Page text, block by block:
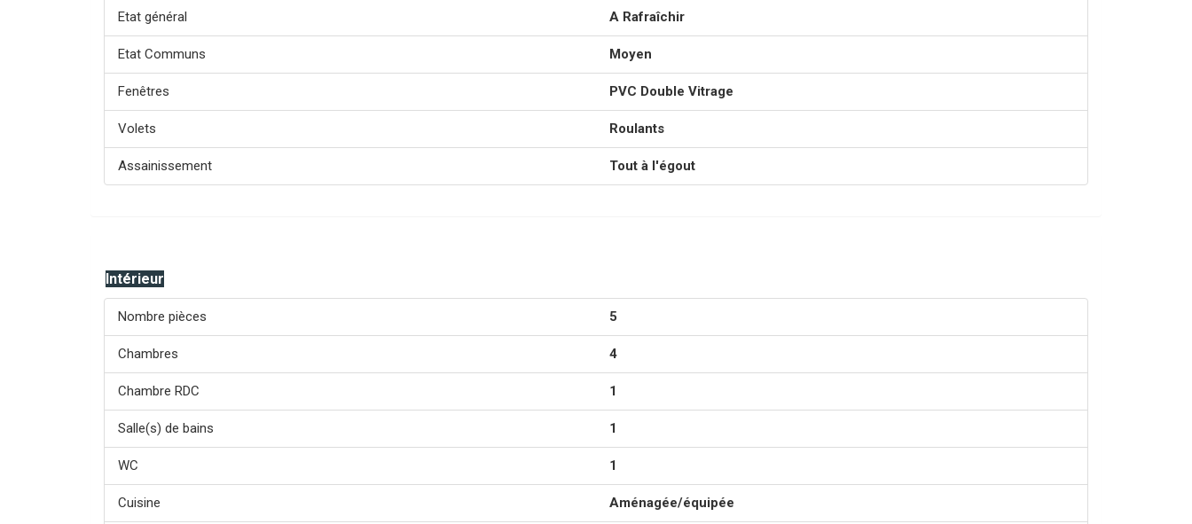
Etat général A Rafraîchir
Etat Communs Moyen
Fenêtres PVC Double Vitrage
Volets Roulants
Assainissement Tout à l'égout
Intérieur
Nombre pièces 5
Chambres 4
Chambre RDC 1
Salle(s) de bains 1
WC 1
Cuisine Aménagée/équipée